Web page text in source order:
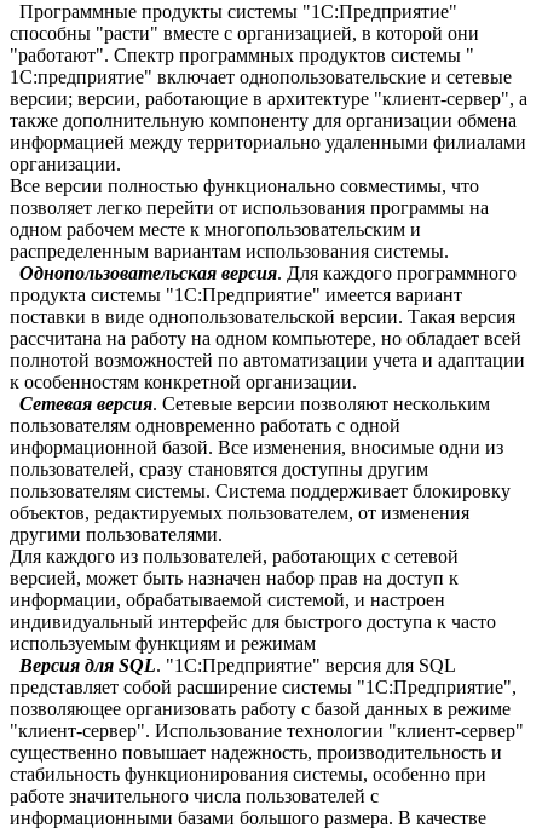
Программные продукты системы "1С:Предприятие"
способны "расти" вместе с организацией, в которой они
"работают". Спектр программных продуктов системы "
1С:предприятие" включает однопользовательские и сетевые
версии; версии, работающие в архитектуре "клиент-сервер", а
также дополнительную компоненту для организации обмена
информацией между территориально удаленными филиалами
организации.
Все версии полностью функционально совместимы, что
позволяет легко перейти от использования программы на
одном рабочем месте к многопользовательским и
распределенным вариантам использования системы.
Однопользовательская версия. Для каждого программного
продукта системы "1С:Предприятие" имеется вариант
поставки в виде однопользовательской версии. Такая версия
рассчитана на работу на одном компьютере, но обладает всей
полнотой возможностей по автоматизации учета и адаптации
к особенностям конкретной организации.
Сетевая версия. Сетевые версии позволяют нескольким
пользователям одновременно работать с одной
информационной базой. Все изменения, вносимые одни из
пользователей, сразу становятся доступны другим
пользователям системы. Система поддерживает блокировку
объектов, редактируемых пользователем, от изменения
другими пользователями.
Для каждого из пользователей, работающих с сетевой
версией, может быть назначен набор прав на доступ к
информации, обрабатываемой системой, и настроен
индивидуальный интерфейс для быстрого доступа к часто
используемым функциям и режимам
Версия для SQL. "1С:Предприятие" версия для SQL
представляет собой расширение системы "1С:Предприятие",
позволяющее организовать работу с базой данных в режиме
"клиент-сервер". Использование технологии "клиент-сервер"
существенно повышает надежность, производительность и
стабильность функционирования системы, особенно при
работе значительного числа пользователей с
информационными базами большого размера. В качестве